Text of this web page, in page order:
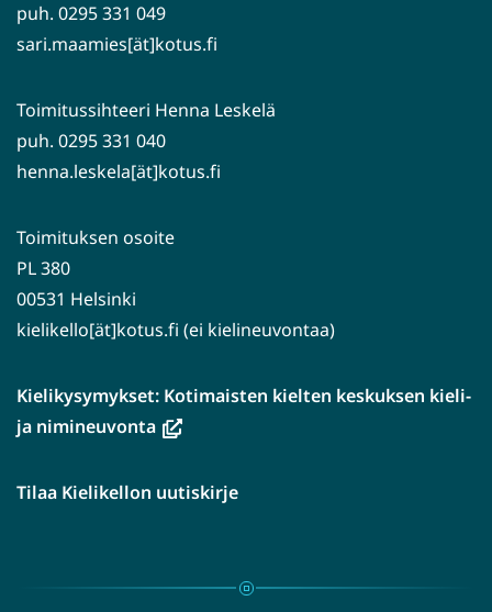
puh. 0295 331 049
sari.maamies[ät]kotus.fi
Toimitussihteeri Henna Leskelä
puh. 0295 331 040
henna.leskela[ät]kotus.fi
Toimituksen osoite
PL 380
00531 Helsinki
kielikello[ät]kotus.fi (ei kielineuvontaa)
Kielikysymykset: Kotimaisten kielten keskuksen kieli-
ja nimineuvonta(avautuu
ikkunaan,
palveluun)
Tilaa Kielikellon uutiskirje